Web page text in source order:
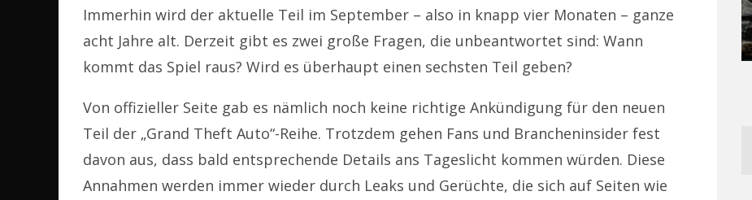
Immerhin wird der aktuelle Teil im September – also in knapp vier Monaten – ganze
acht Jahre alt. Derzeit gibt es zwei große Fragen, die unbeantwortet sind: Wann
kommt das Spiel raus? Wird es überhaupt einen sechsten Teil geben?
Von offizieller Seite gab es nämlich noch keine richtige Ankündigung für den neuen
Teil der „Grand Theft Auto“-Reihe. Trotzdem gehen Fans und Brancheninsider fest
davon aus, dass bald entsprechende Details ans Tageslicht kommen würden. Diese
Annahmen werden immer wieder durch Leaks und Gerüchte, die sich auf Seiten wie